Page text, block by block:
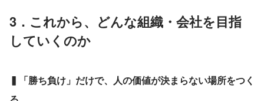
3．これから、どんな組織・会社を目指
していくのか
▍「勝ち負け」だけで、人の価値が決まらない場所をつく